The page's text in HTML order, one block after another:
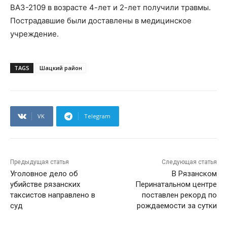
ВАЗ-2109 в возрасте 4-лет и 2-лет получили травмы.
Пострадавшие были доставлены в медицинское
учреждение.
TAGS Шацкий район
VK Telegram
Предыдущая статья
Уголовное дело об
убийстве рязанских
таксистов направлено в
суд
Следующая статья
В Рязанском
Перинатальном центре
поставлен рекорд по
рождаемости за сутки